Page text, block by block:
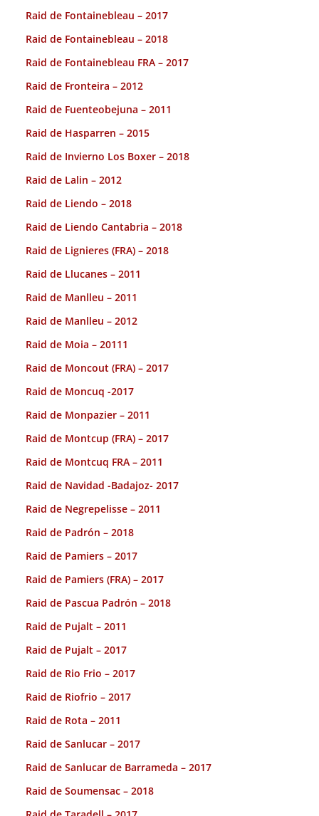
Raid de Fontainebleau – 2017
Raid de Fontainebleau – 2018
Raid de Fontainebleau FRA – 2017
Raid de Fronteira – 2012
Raid de Fuenteobejuna – 2011
Raid de Hasparren – 2015
Raid de Invierno Los Boxer – 2018
Raid de Lalin – 2012
Raid de Liendo – 2018
Raid de Liendo Cantabria – 2018
Raid de Lignieres (FRA) – 2018
Raid de Llucanes – 2011
Raid de Manlleu – 2011
Raid de Manlleu – 2012
Raid de Moia – 20111
Raid de Moncout (FRA) – 2017
Raid de Moncuq -2017
Raid de Monpazier – 2011
Raid de Montcup (FRA) – 2017
Raid de Montcuq FRA – 2011
Raid de Navidad -Badajoz- 2017
Raid de Negrepelisse – 2011
Raid de Padrón – 2018
Raid de Pamiers – 2017
Raid de Pamiers (FRA) – 2017
Raid de Pascua Padrón – 2018
Raid de Pujalt – 2011
Raid de Pujalt – 2017
Raid de Rio Frio – 2017
Raid de Riofrio – 2017
Raid de Rota – 2011
Raid de Sanlucar – 2017
Raid de Sanlucar de Barrameda – 2017
Raid de Soumensac – 2018